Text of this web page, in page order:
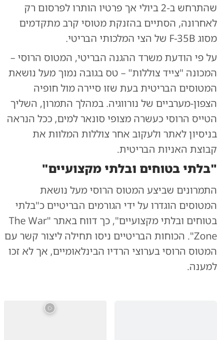
שהתרחש ב-2 ביולי אך פרטיו הותרו לפרסום רק
לאחרונה, הסתיים בהזנקת מטוסי קרב מתקדמים
מסוג F-35B של הצי המלכותי הבריטי.
על פי הודעת משרד ההגנה הבריטי, המטוס הרוסי –
המכונה "צייד צוללות" – טס בגובה נמוך מעל נושאת
המטוסים הבריטית בעת שזו סיירה מול חופיה
הצפון-מערביים של נורווגיה. במהלך התמרון, השליך
הטייס הרוסי כעשרה מצופי סונאר למים, ככל הנראה
בניסיון לאתר ולעקוב אחר צוללות המלוות את
קבוצת האניות הבריטית.
"בלתי בטוחים ובלתי מקצועיים"
התמרונים שביצע המטוס הרוסי מעל נושאת
המטוסים הוגדרו על ידי הגורמים הבריטיים כ"בלתי
בטוחים ובלתי מקצועיים", כך דווח באתר "The War
Zone". הכוחות הבריטיים ניסו תחילה ליצור קשר עם
המטוס הרוסי בערוצי הרדיו הבינלאומיים, אך לא זכו
למענה.